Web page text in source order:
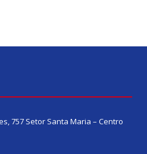
757 Setor Santa Maria – Centro